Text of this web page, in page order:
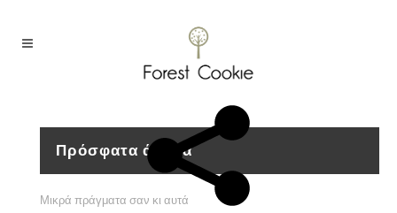
Πρόσφατα άρθρα
Μικρά πράγματα σαν κι αυτά